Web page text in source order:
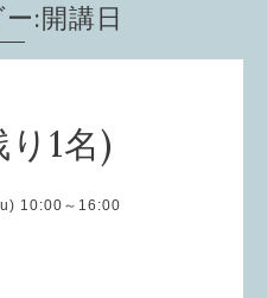
:開講日
1名)
10:00～16:00